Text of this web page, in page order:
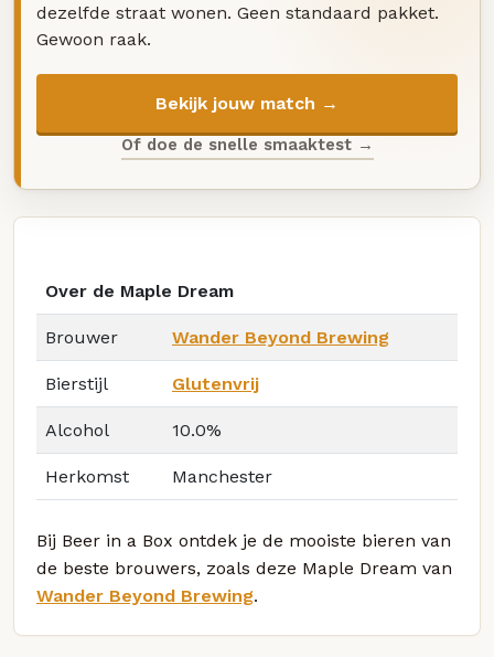
dezelfde straat wonen. Geen standaard pakket.
Gewoon raak.
Bekijk jouw match →
Of doe de snelle smaaktest →
Over de Maple Dream
Brouwer Wander Beyond Brewing
Bierstijl Glutenvrij
Alcohol 10.0%
Herkomst Manchester
Bij Beer in a Box ontdek je de mooiste bieren van
de beste brouwers, zoals deze Maple Dream van
Wander Beyond Brewing.